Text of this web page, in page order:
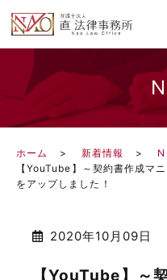
ホーム 新着情報
【YouTube】～契約書作成マ
をアップしました！
2020年10月09日
【YouTube】～